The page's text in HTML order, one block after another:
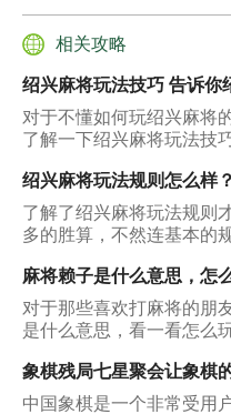
相关攻略
绍兴麻将玩法技巧 告诉你
对于不懂如何玩绍兴麻将
了解一下绍兴麻将玩法技
楚如何出牌而被其它的人
面就能够给大家带来非常
绍兴麻将玩法规则怎么样
了解了绍兴麻将玩法规则
多的胜算，不然连基本的
终的胜利，那么下面所说
规则怎么样。
麻将赖子是什么意思，怎
对于那些喜欢打麻将的朋
是什么意思，看一看怎么
下面所说的这几个方面就
象棋残局七星聚会让象棋
中国象棋是一个非常受用